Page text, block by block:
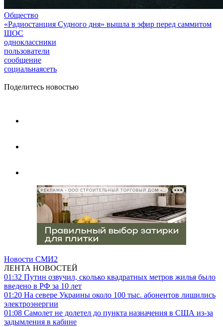
Общество
«Радиостанция Судного дня» вышла в эфир перед саммитом
ШОС
одноклассники
пользователи
сообщение
социальнаясеть
Поделитесь новостью
Новости СМИ2
ЛЕНТА НОВОСТЕЙ
01:32 Путин озвучил, сколько квадратных метров жилья было
введено в РФ за 10 лет
01:20 На севере Украины около 100 тыс. абонентов лишились
электроэнергии
01:08 Самолет не долетел до пункта назначения в США из-за
задымления в кабине